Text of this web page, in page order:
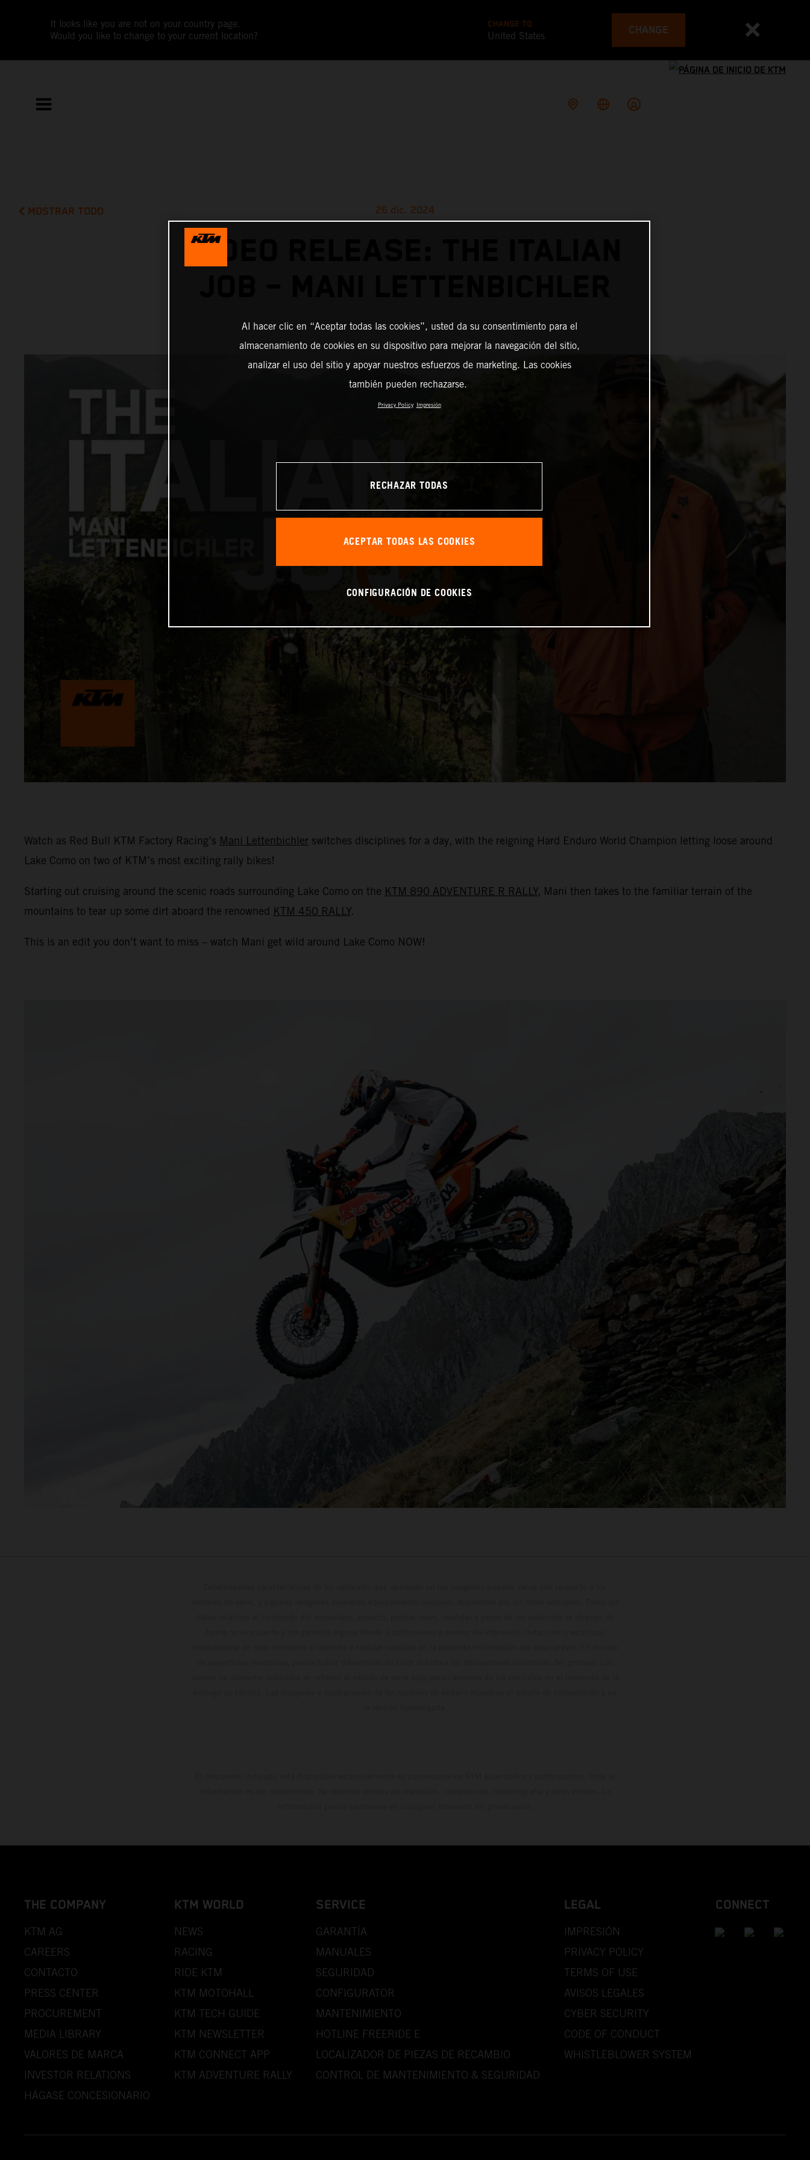
It looks like you are not on your country page.
Would you like to change to your current location?
CHANGE TO
United States CHANGE
MOSTRAR TODO 26 dic. 2024
VIDEO RELEASE: THE ITALIAN
Watch as Red Bull KTM Factory Racing’s Mani Lettenbichler switches disciplines for a day, with the reigning Hard Enduro World Champion letting loose around
Lake Como on two of KTM’s most exciting rally bikes!
Starting out cruising around the scenic roads surrounding Lake Como on the KTM 890 ADVENTURE R RALLY, Mani then takes to the familiar terrain of the
mountains to tear up some dirt aboard the renowned KTM 450 RALLY.
This is an edit you don’t want to miss – watch Mani get wild around Lake Como NOW!
THE COMPANY
KTM AG
CAREERS
CONTACTO
PRESS CENTER
PROCUREMENT
MEDIA LIBRARY
VALORES DE MARCA
INVESTOR RELATIONS
HÁGASE CONCESIONARIO
KTM WORLD
NEWS
RACING
RIDE KTM
KTM MOTOHALL
KTM TECH GUIDE
KTM NEWSLETTER
KTM CONNECT APP
KTM ADVENTURE RALLY
SERVICE
GARANTÍA
MANUALES
SEGURIDAD
CONFIGURATOR
MANTENIMIENTO
HOTLINE FREERIDE E
LOCALIZADOR DE PIEZAS DE RECAMBIO
CONTROL DE MANTENIMIENTO & SEGURIDAD
LEGAL
IMPRESIÓN
PRIVACY POLICY
TERMS OF USE
AVISOS LEGALES
CYBER SECURITY
CODE OF CONDUCT
WHISTLEBLOWER SYSTEM
CONNECT
Al hacer clic en “Aceptar todas las cookies”, usted da su consentimiento para el
almacenamiento de cookies en su dispositivo para mejorar la navegación del sitio,
analizar el uso del sitio y apoyar nuestros esfuerzos de marketing. Las cookies
también pueden rechazarse.
Privacy Policy Impresión
RECHAZAR TODAS
ACEPTAR TODAS LAS COOKIES
CONFIGURACIÓN DE COOKIES